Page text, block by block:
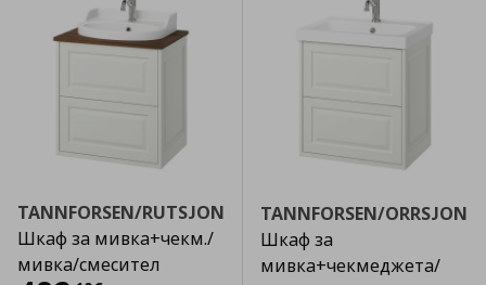
TANNFORSEN/RUTSJON
Шкаф за мивка+чекм./
мивка/смесител
TANNFORSEN/ORRSJON
Шкаф за
мивка+чекмеджета/